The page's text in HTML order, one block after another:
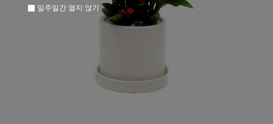
일주일간 열지 않기